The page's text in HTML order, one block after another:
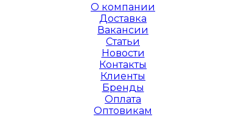
О компании
Доставка
Вакансии
Статьи
Новости
Контакты
Клиенты
Бренды
Оплата
Оптовикам